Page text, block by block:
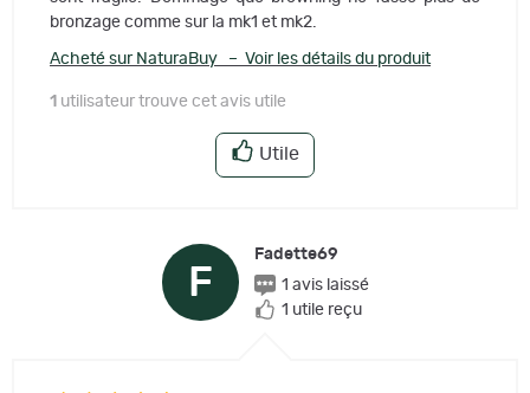
bronzage comme sur la mk1 et mk2.
Acheté sur NaturaBuy – Voir les détails du produit
1 utilisateur trouve cet avis utile
Utile
F
Fadette69
1 avis laissé
1 utile reçu